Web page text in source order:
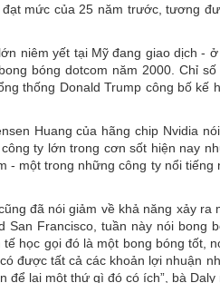
mức của 25 năm trước, tương
niêm yết tại Mỹ đang giao dịch -
bóng dotcom năm 2000. Chỉ
thống Donald Trump công bố kế
Huang của hãng chip Nvidia
ty lớn trong cơn sốt hiện nay
một trong những công ty nổi tiếng
đã nói giảm về khả năng xảy ra
Francisco, tuần này nói bong
học gọi đó là một bong bóng tốt,
được tất cả các khoản lợi nhuận
để lại một thứ gì đó có ích”, bà Daly